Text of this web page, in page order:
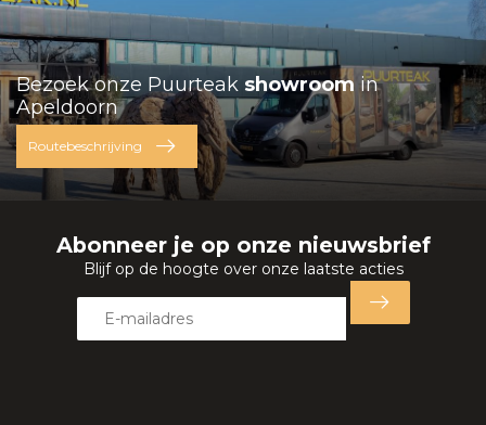
Bezoek onze Puurteak showroom in
Apeldoorn
Routebeschrijving
Abonneer je op onze nieuwsbrief
Blijf op de hoogte over onze laatste acties